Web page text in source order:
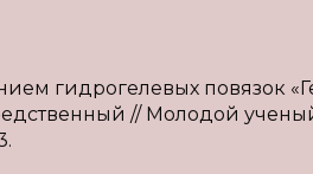
гидрогелевых повязок
// Молодой